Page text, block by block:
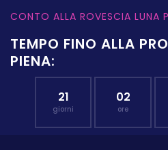
CONTO ALLA ROVESCIA LUNA
TEMPO FINO ALLA
PIENA:
21
giorni
02
ore